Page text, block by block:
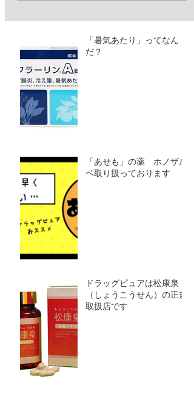
「暑気あたり」ってなん
だ？
「あせも」の薬 ホノザル
ベ取り扱っております
ドラッグピュアは松康泉
（しょうこうせん）の正規
取扱店です